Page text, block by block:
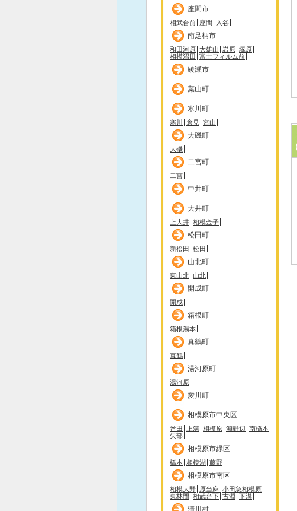
座間市
相武台前 座間 入谷
南足柄市
和田河原 大雄山 岩原 塚原
相模沼田 富士フィルム前
綾瀬市
葉山町
寒川町
寒川 倉見 宮山
大磯町
大磯
二宮町
二宮
中井町
大井町
上大井 相模金子
松田町
新松田 松田
山北町
東山北 山北
開成町
開成
箱根町
箱根湯本
真鶴町
真鶴
湯河原町
湯河原
愛川町
相模原市中央区
番田 上溝 相模原 淵野辺 南橋本
矢部
相模原市緑区
橋本 相模湖 藤野
相模原市南区
相模大野 原当麻 小田急相模原
東林間 相武台下 古淵 下溝
清川村